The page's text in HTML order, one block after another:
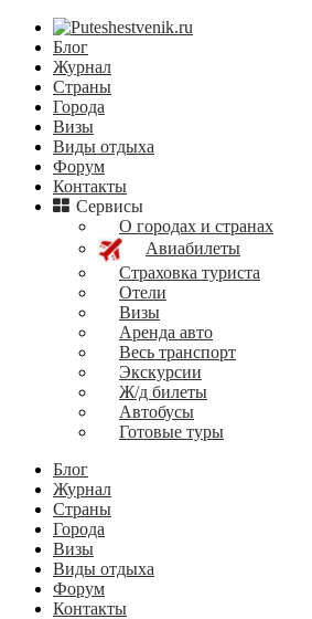
Блог
Журнал
Страны
Города
Визы
Виды отдыха
Форум
Контакты
Сервисы
О городах и странах
Авиабилеты
Страховка туриста
Отели
Визы
Аренда авто
Весь транспорт
Экскурсии
Ж/д билеты
Автобусы
Готовые туры
Блог
Журнал
Страны
Города
Визы
Виды отдыха
Форум
Контакты